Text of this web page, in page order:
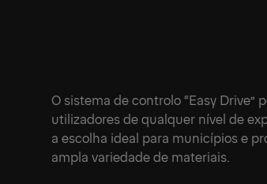
O sistema de controlo “Easy
utilizadores de qualquer nível de
a escolha ideal para municípios e
ampla variedade de materiais.